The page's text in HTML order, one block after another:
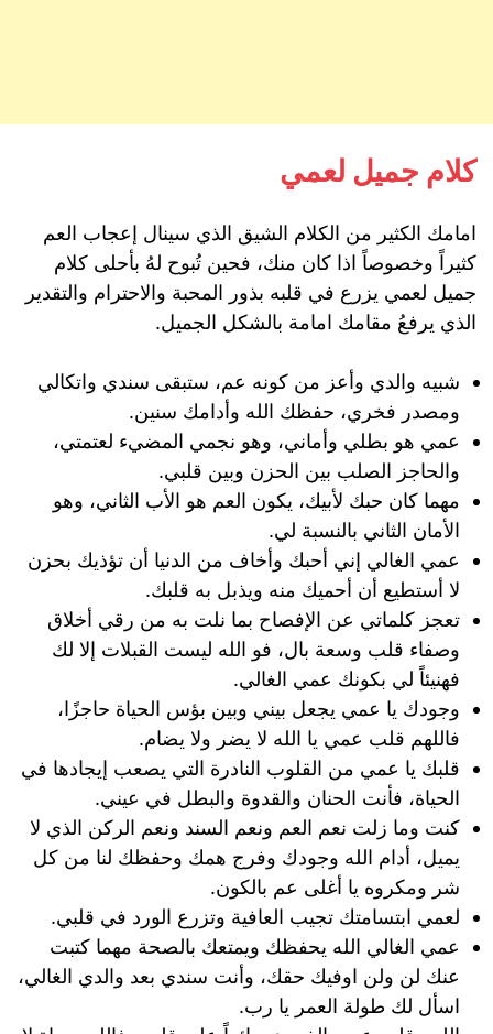
كلام جميل لعمي
امامك الكثير من الكلام الشيق الذي سينال إعجاب العم
كثيراً وخصوصاً اذا كان منك، فحين تُبوح لهُ بأحلى كلام
جميل لعمي يزرع في قلبه بذور المحبة والاحترام والتقدير
الذي يرفعُ مقامك امامة بالشكل الجميل.
شبيه والدي وأعز من كونه عم، ستبقى سندي واتكالي
ومصدر فخري، حفظك الله وأدامك سنين.
عمي هو بطلي وأماني، وهو نجمي المضيء لعتمتي،
والحاجز الصلب بين الحزن وبين قلبي.
مهما كان حبك لأبيك، يكون العم هو الأب الثاني، وهو
الأمان الثاني بالنسبة لي.
عمي الغالي إني أحبك وأخاف من الدنيا أن تؤذيك بحزن
لا أستطيع أن أحميك منه ويذبل به قلبك.
تعجز كلماتي عن الإفصاح بما نلت به من رقي أخلاق
وصفاء قلب وسعة بال، فو الله ليست القبلات إلا لك
فهنيئاً لي بكونك عمي الغالي.
وجودك يا عمي يجعل بيني وبين بؤس الحياة حاجزًا،
فاللهم قلب عمي يا الله لا يضر ولا يضام.
قلبك يا عمي من القلوب النادرة التي يصعب إيجادها في
الحياة، فأنت الحنان والقدوة والبطل في عيني.
كنت وما زلت نعم العم ونعم السند ونعم الركن الذي لا
يميل، أدام الله وجودك وفرج همك وحفظك لنا من كل
شر ومكروه يا أغلى عم بالكون.
لعمي ابتسامتك تجيب العافية وتزرع الورد في قلبي.
عمي الغالي الله يحفظك ويمتعك بالصحة مهما كتبت
عنك لن ولن اوفيك حقك، وأنت سندي بعد والدي الغالي،
اسأل لك طولة العمر يا رب.